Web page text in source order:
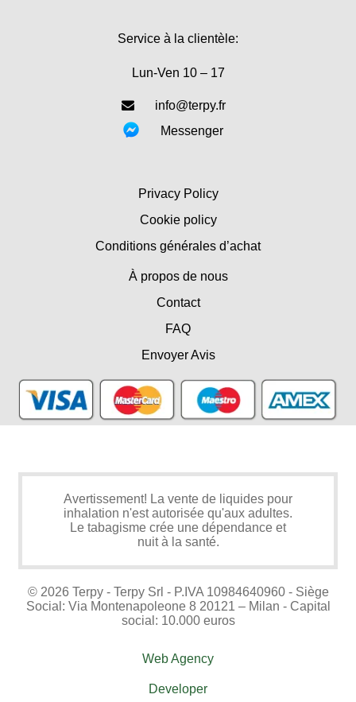
Service à la clientèle:
Lun-Ven 10 – 17
info@terpy.fr
Messenger
Privacy Policy
Cookie policy
Conditions générales d’achat
À propos de nous
Contact
FAQ
Envoyer Avis
Avertissement! La vente de liquides pour
inhalation n'est autorisée qu'aux adultes.
Le tabagisme crée une dépendance et
nuit à la santé.
© 2026 Terpy - Terpy Srl - P.IVA 10984640960 - Siège
Social: Via Montenapoleone 8 20121 – Milan - Capital
social: 10.000 euros
Web Agency
Developer